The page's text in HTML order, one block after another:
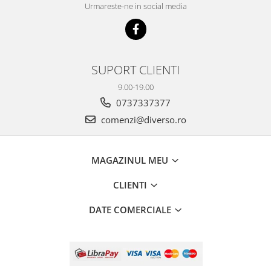
Urmareste-ne in social media
SUPORT CLIENTI
9.00-19.00
0737337377
comenzi@diverso.ro
MAGAZINUL MEU
CLIENTI
DATE COMERCIALE